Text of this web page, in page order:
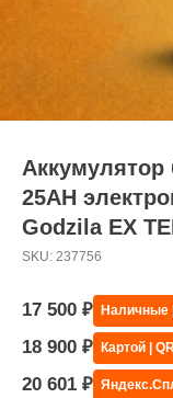
Аккумулятор
25AH
Godzila EX
SKU: 237756
17 500 ₽ Наличные
18 900 ₽ Картой |
20 601 ₽